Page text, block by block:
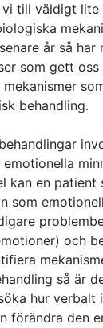
vi till väldigt lite
år så har
som gett
behandling.
kan en
som
och
så är
hur verbalt
förändra den